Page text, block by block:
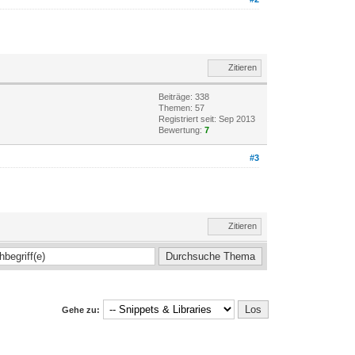
Zitieren
Beiträge: 338
Themen: 57
Registriert seit: Sep 2013
Bewertung:7
#3
Zitieren
Gehe zu: